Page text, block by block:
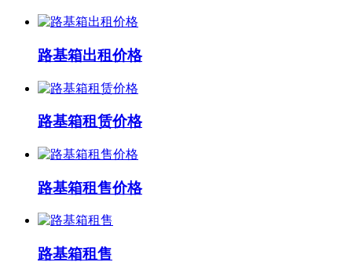
路基箱出租价格
路基箱租赁价格
路基箱租售价格
路基箱租售